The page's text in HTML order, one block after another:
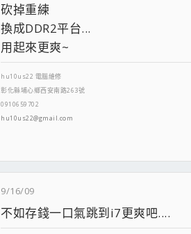
Q8400 RO版
GA-EP45-UD3R搭上E5200
Q9400 4Ghttp://forum.coolaler.com/
GA-EP45-UD3R搭配E3110 4.5G
便宜有好貨 ELECTROLUBE PK MX2
利民U-120黑魔神大戰變形金剛http://
砍掉重練
換成DDR2平台...
用起來更爽~
hu10us22 電腦維修
彰化縣埔心鄉西安南路263號
0910659702
hu10us22@gmail.com
9/16/09
不如存錢一口氣跳到i7更爽吧....